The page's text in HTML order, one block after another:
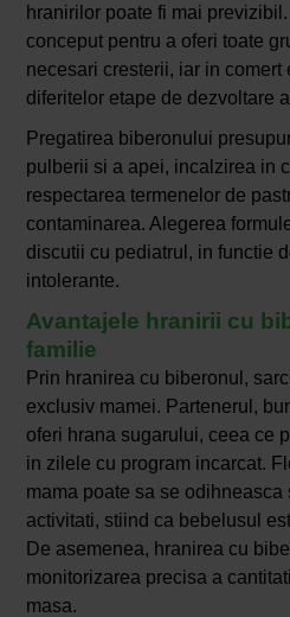
hranirilor poate fi mai
conceput pentru a oferi toate
necesari cresterii, iar in
diferitelor etape de dezvoltare
Pregatirea biberonului
pulberii si a apei, incalzirea in
respectarea termenelor de
contaminarea. Alegerea
discutii cu pediatrul, in functie
intolerante.
Avantajele hranirii cu
familie
Prin hranirea cu biberonul,
exclusiv mamei. Partenerul,
oferi hrana sugarului, ceea ce
in zilele cu program incarcat.
mama poate sa se
activitati, stiind ca bebelusul
De asemenea, hranirea cu
monitorizarea precisa a
masa.